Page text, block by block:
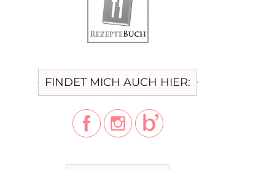
FINDET MICH AUCH HIER: